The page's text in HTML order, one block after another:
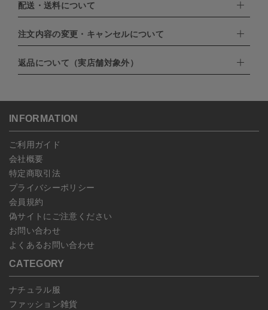
下記お支払い方法よりお選びいただけます。
・クレジットカード（VISA,mastercard,JCB,AMERICAN
EXPRESS,Diners Club）
・PayPay
・NP後払い
配送・送料について
配達業者：日本郵便
北海道：1,400円
沖縄：1,400円
注文内容の変更・キャンセルについて
ご注文日当日から翌日のAM9:00までにご連絡頂いた場合はキャン
セルは可能です。
ンセルしていただいた後、ご希望の商品のみ再度ご注文お願いしま
予約商品など一部キャンセルが出来ない場合がございます。あらか
じめご了承ください。
返品について（実店舗対象外）
こちらよりご依頼ください。
INFORMATION
ご利用ガイド
会社概要
特定商取引法
プライバシーポリシー
会員規約
偽サイトにご注意ください
お問い合わせ
よくあるお問い合わせ
CATEGORY
ナチュラル服
ファッション雑貨